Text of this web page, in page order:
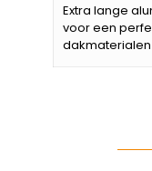
Extra lange
voor een
dakmaterialen